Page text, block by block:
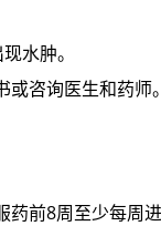
水肿。
咨询医生和药师。
前8周至少每周